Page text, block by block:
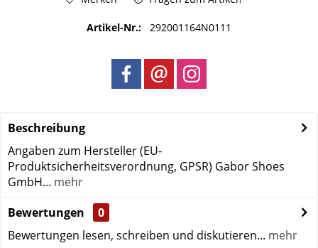
Artikel-Nr.: 292001164N0111
Beschreibung
Angaben zum Hersteller (EU-
Produktsicherheitsverordnung, GPSR) Gabor Shoes
GmbH... mehr
Bewertungen
0
Bewertungen lesen, schreiben und diskutieren... mehr